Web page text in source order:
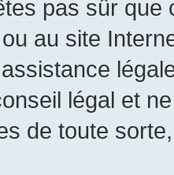
pas sûr
au site
légal et
de toute